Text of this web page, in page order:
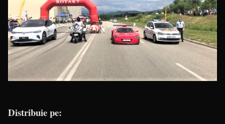
Distribuie pe: